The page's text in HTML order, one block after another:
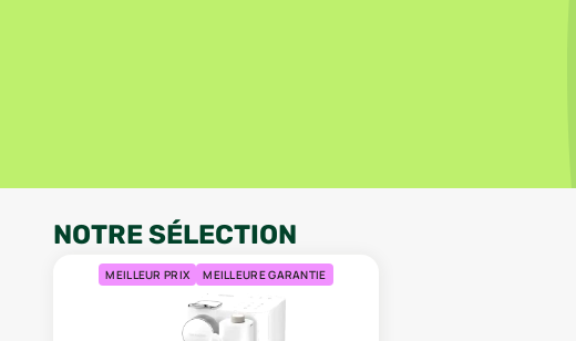
NOTRE SÉLECTION
MEILLEUR PRIX MEILLEURE GARANTIE